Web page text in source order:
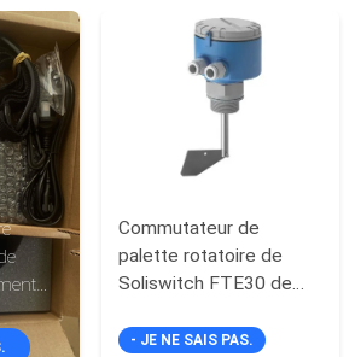
Commutateur de
palette rotatoire de
Soliswitch FTE30 de
de point FTE30-EAAA
- JE NE SAIS PAS.